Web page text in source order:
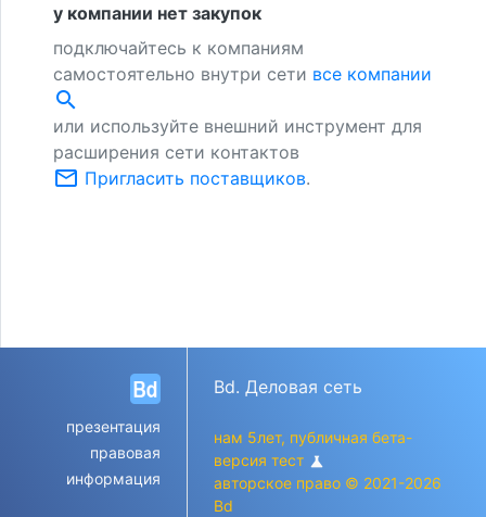
у компании нет закупок
подключайтесь к компаниям
самостоятельно внутри сети все компании
search
или используйте внешний инструмент для
расширения сети контактов
mail_outline Пригласить поставщиков.
презентация
правовая
информация
Bd. Деловая сеть
нам 5лет, публичная бета-
версия тест science
авторское право © 2021-2026
Bd